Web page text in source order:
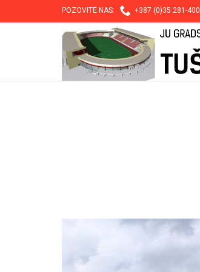
POZOVITE NAS:  +387 (0)35 281-400